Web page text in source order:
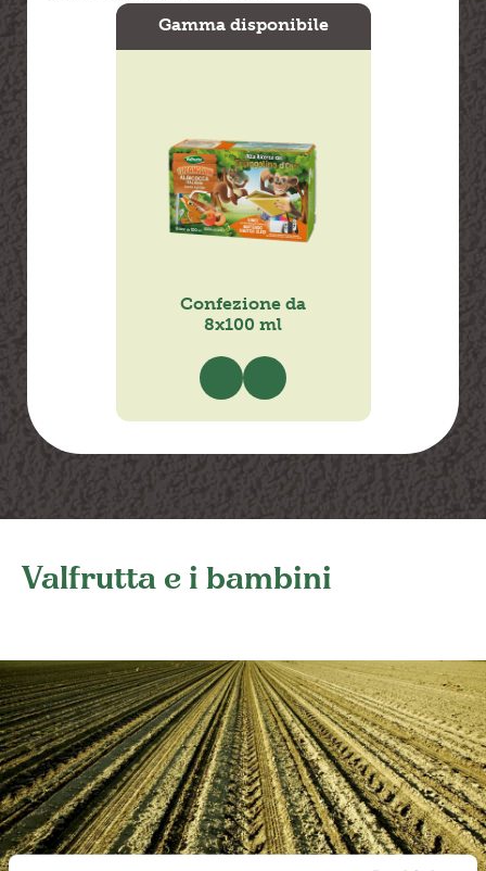
Gamma disponibile
Confezione da
8x100 ml
Valfrutta e i bambini